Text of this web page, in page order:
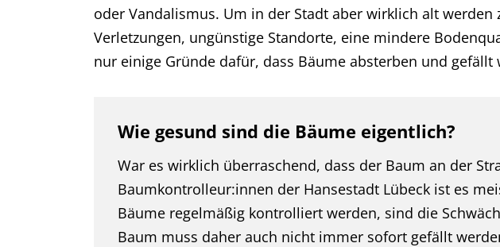
oder Vandalismus. Um in der Stadt aber wirklich alt
Verletzungen, ungünstige Standorte, eine mindere
nur einige Gründe dafür, dass Bäume absterben und gefällt
Wie gesund sind die Bäume eigentlich?
War es wirklich überraschend, dass der Baum an der
Baumkontrolleur:innen der Hansestadt Lübeck ist es
Bäume regelmäßig kontrolliert werden, sind die
Baum muss daher auch nicht immer sofort gefällt